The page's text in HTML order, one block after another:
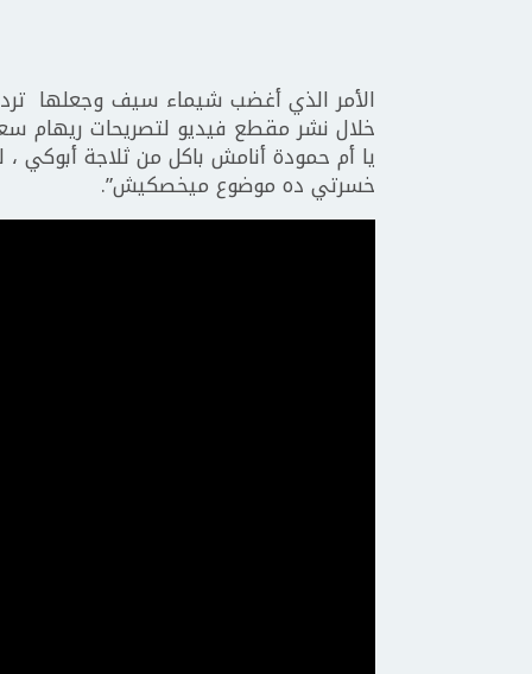
الأمر الذي أغضب شيماء سيف وجعلها
خلال نشر مقطع فيديو لتصريحات ريهام
يا أم حمودة أنامش باكل من ثلاجة أبوكي
خسرتي ده موضوع ميخصكيش”.